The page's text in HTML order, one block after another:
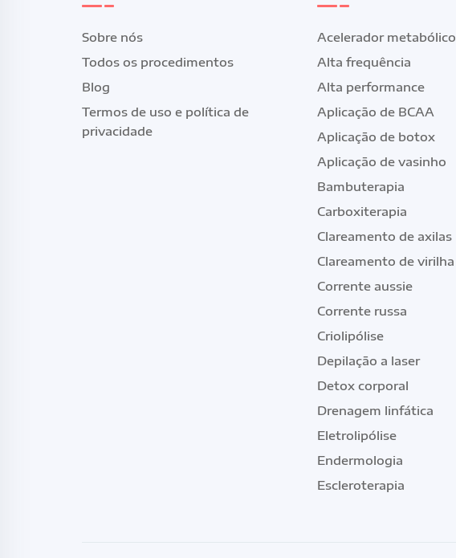
Sobre nós
Todos os procedimentos
Blog
Termos de uso e política de
privacidade
Acelerador metabólico
Alta frequência
Alta performance
Aplicação de BCAA
Aplicação de botox
Aplicação de vasinho
Bambuterapia
Carboxiterapia
Clareamento de axilas
Clareamento de virilha
Corrente aussie
Corrente russa
Criolipólise
Depilação a laser
Detox corporal
Drenagem linfática
Eletrolipólise
Endermologia
Escleroterapia